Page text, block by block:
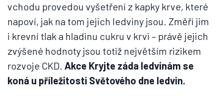
vchodu provedou vyšetření z kapky krve, které
napoví, jak na tom jejich ledviny jsou. Změří jim
i krevní tlak a hladinu cukru v krvi – právě jejich
zvýšené hodnoty jsou totiž největším rizikem
rozvoje CKD. Akce Kryjte záda ledvinám se
koná u příležitosti Světového dne ledvin.